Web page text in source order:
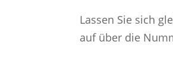
Lassen Sie sich
auf über die